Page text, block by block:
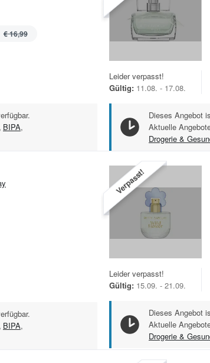
€ 16,99
, BIPA,
Leider verpasst!
Gültig: 11.08. - 17.08.
Dieses Angebot
Aktuelle
Drogerie &
, BIPA,
Verpasst!
Leider verpasst!
Gültig: 15.09. - 21.09.
Dieses Angebot
Aktuelle
Drogerie &